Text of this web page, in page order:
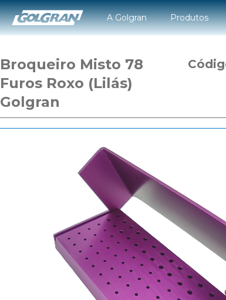
A Golgran Produtos
Broqueiro Misto 78
Furos Roxo (Lilás)
Golgran